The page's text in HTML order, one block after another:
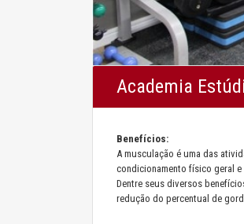
Academia
Benefícios:
A musculação é uma das
condicionamento físico geral
Dentre seus diversos
redução do percentual de